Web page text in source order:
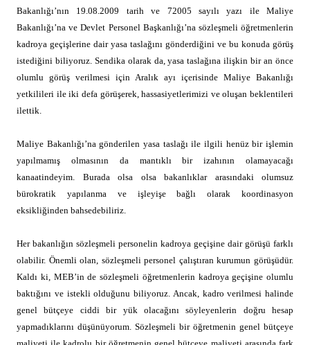
Bakanlığı’nın 19.08.2009 tarih ve 72005 sayılı yazı ile Maliye
Bakanlığı’na ve Devlet Personel Başkanlığı’na sözleşmeli öğretmenlerin
kadroya geçişlerine dair yasa taslağını gönderdiğini ve bu konuda görüş
istediğini biliyoruz. Sendika olarak da, yasa taslağına ilişkin bir an önce
olumlu görüş verilmesi için Aralık ayı içerisinde Maliye Bakanlığı
yetkilileri ile iki defa görüşerek, hassasiyetlerimizi ve oluşan beklentileri
ilettik.
Maliye Bakanlığı’na gönderilen yasa taslağı ile ilgili henüz bir işlemin
yapılmamış olmasının da mantıklı bir izahının olamayacağı
kanaatindeyim. Burada olsa olsa bakanlıklar arasındaki olumsuz
bürokratik yapılanma ve işleyişe bağlı olarak koordinasyon
eksikliğinden bahsedebiliriz.
Her bakanlığın sözleşmeli personelin kadroya geçişine dair görüşü farklı
olabilir. Önemli olan, sözleşmeli personel çalıştıran kurumun görüşüdür.
Kaldı ki, MEB’in de sözleşmeli öğretmenlerin kadroya geçişine olumlu
baktığını ve istekli olduğunu biliyoruz. Ancak, kadro verilmesi halinde
genel bütçeye ciddi bir yük olacağını söyleyenlerin doğru hesap
yapmadıklarını düşünüyorum. Sözleşmeli bir öğretmenin genel bütçeye